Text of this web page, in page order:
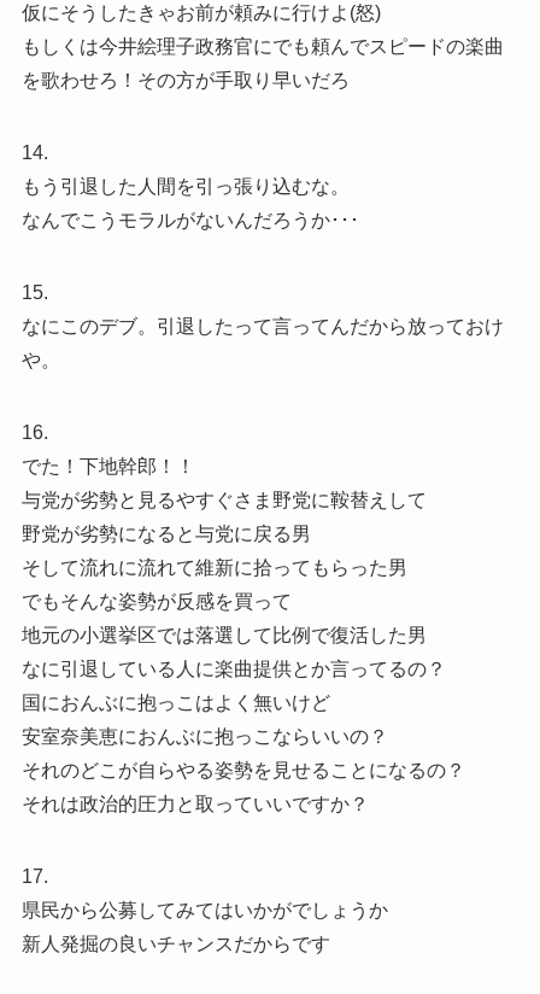
仮にそうしたきゃお前が頼みに行けよ(怒)
もしくは今井絵理子政務官にでも頼んでスピードの楽曲
を歌わせろ！その方が手取り早いだろ
14.
もう引退した人間を引っ張り込むな。
なんでこうモラルがないんだろうか･･･
15.
なにこのデブ。引退したって言ってんだから放っておけ
や。
16.
でた！下地幹郎！！
与党が劣勢と見るやすぐさま野党に鞍替えして
野党が劣勢になると与党に戻る男
そして流れに流れて維新に拾ってもらった男
でもそんな姿勢が反感を買って
地元の小選挙区では落選して比例で復活した男
なに引退している人に楽曲提供とか言ってるの？
国におんぶに抱っこはよく無いけど
安室奈美恵におんぶに抱っこならいいの？
それのどこが自らやる姿勢を見せることになるの？
それは政治的圧力と取っていいですか？
17.
県民から公募してみてはいかがでしょうか
新人発掘の良いチャンスだからです